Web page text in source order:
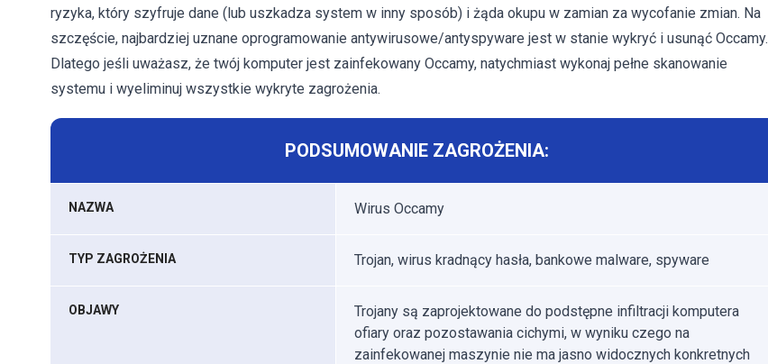
ryzyka, który szyfruje dane (lub uszkadza system w inny sposób) i żąda okupu w zamian za wycofanie zmian. Na
szczęście, najbardziej uznane oprogramowanie antywirusowe/antyspyware jest w stanie wykryć i usunąć Occamy.
Dlatego jeśli uważasz, że twój komputer jest zainfekowany Occamy, natychmiast wykonaj pełne skanowanie
systemu i wyeliminuj wszystkie wykryte zagrożenia.
PODSUMOWANIE ZAGROŻENIA:
NAZWA Wirus Occamy
TYP ZAGROŻENIA Trojan, wirus kradnący hasła, bankowe malware, spyware
OBJAWY
Trojany są zaprojektowane do podstępne infiltracji komputera
ofiary oraz pozostawania cichymi, w wyniku czego na
zainfekowanej maszynie nie ma jasno widocznych konkretnych